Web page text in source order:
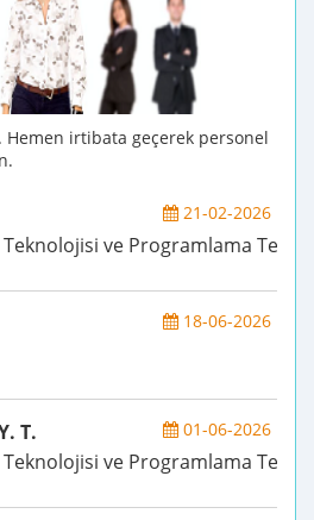
Hemen irtibata geçerek personel
21-02-2026
ve Programlama
18-06-2026
01-06-2026
T.
ve Programlama